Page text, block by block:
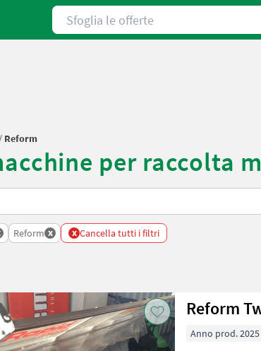
Sfoglia le offerte
/ Reform
per raccolta
Reform x x Cancella tutti i filtri
Reform
Anno prod. 2025